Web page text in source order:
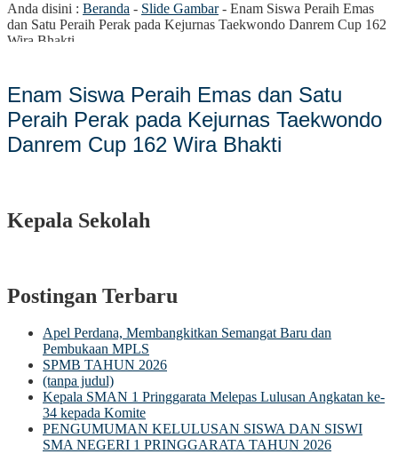
Anda disini : Beranda - Slide Gambar- Enam Siswa Peraih Emas
dan Satu Peraih Perak pada Kejurnas Taekwondo Danrem Cup 162
Wira Bhakti
Enam Siswa Peraih Emas dan Satu
Peraih Perak pada Kejurnas Taekwondo
Danrem Cup 162 Wira Bhakti
Kepala Sekolah
Postingan Terbaru
Apel Perdana, Membangkitkan Semangat Baru dan
Pembukaan MPLS
SPMB TAHUN 2026
(tanpa judul)
Kepala SMAN 1 Pringgarata Melepas Lulusan Angkatan ke-
34 kepada Komite
PENGUMUMAN KELULUSAN SISWA DAN SISWI
SMA NEGERI 1 PRINGGARATA TAHUN 2026